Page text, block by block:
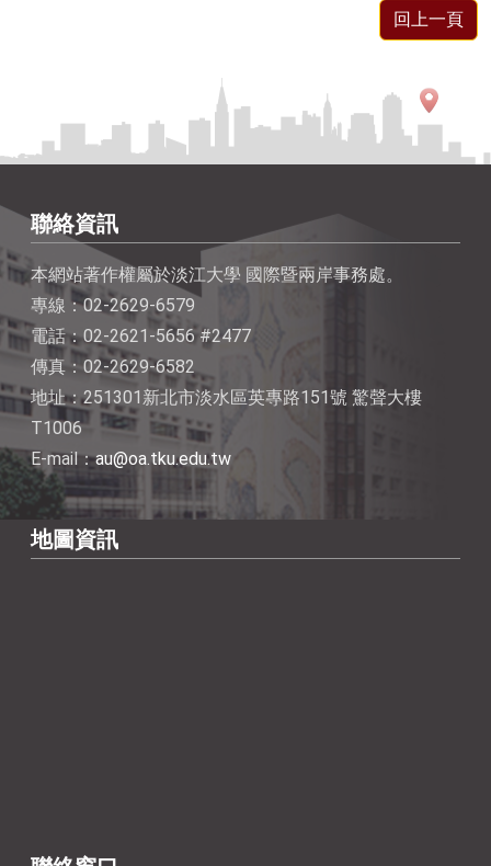
回上一頁
聯絡資訊
本網站著作權屬於淡江大學 國際暨兩岸事務處。
專線：02-2629-6579
電話：02-2621-5656 #2477
傳真：02-2629-6582
地址：251301新北市淡水區英專路151號 驚聲大樓
T1006
E-mail：au@oa.tku.edu.tw
地圖資訊